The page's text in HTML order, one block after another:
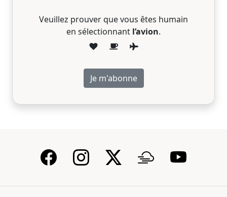
Veuillez prouver que vous êtes humain
en sélectionnant l’avion.